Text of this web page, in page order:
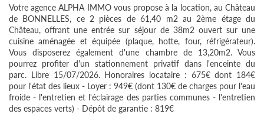
Votre agence ALPHA IMMO vous propose à la location, au Château
de BONNELLES, ce 2 pièces de 61,40 m2 au 2ème étage du
Château, offrant une entrée sur séjour de 38m2 ouvert sur une
cuisine aménagée et équipée (plaque, hotte, four, réfrigérateur).
Vous disposerez également d'une chambre de 13,20m2. Vous
pourrez profiter d'un stationnement privatif dans l'enceinte du
parc. Libre 15/07/2026. Honoraires locataire : 675€ dont 184€
pour l'état des lieux - Loyer : 949€ (dont 130€ de charges pour l'eau
froide - l'entretien et l'éclairage des parties communes - l'entretien
des espaces verts) - Dépôt de garantie : 819€